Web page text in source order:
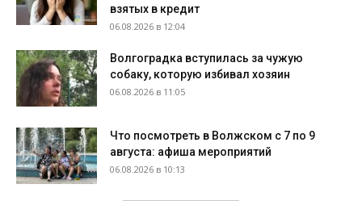
взятых в кредит
06.08.2026 в 12:04
Волгоградка вступилась за чужую
собаку, которую избивал хозяин
06.08.2026 в 11:05
Что посмотреть в Волжском с 7 по 9
августа: афиша мероприятий
06.08.2026 в 10:13